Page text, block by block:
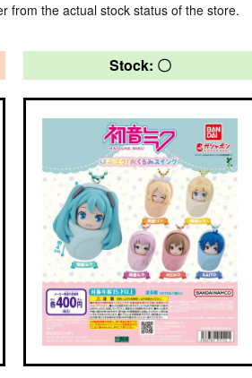
from the actual stock status of the store.
Stock: 〇